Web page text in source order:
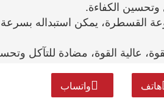
القسطرة، يمكن استبداله
عالية القوة، مضادة للتآكل
هاتف واتساب